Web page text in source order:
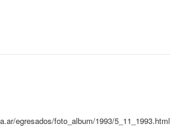
egresados/foto_album/1993/5_11_1993.html